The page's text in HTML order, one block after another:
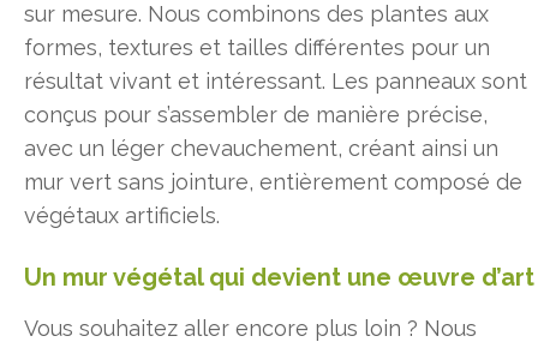
sur mesure. Nous combinons des plantes aux
formes, textures et tailles différentes pour un
résultat vivant et intéressant. Les panneaux sont
conçus pour s’assembler de manière précise,
avec un léger chevauchement, créant ainsi un
mur vert sans jointure, entièrement composé de
végétaux artificiels.
Un mur végétal qui devient une œuvre d’art
Vous souhaitez aller encore plus loin ? Nous